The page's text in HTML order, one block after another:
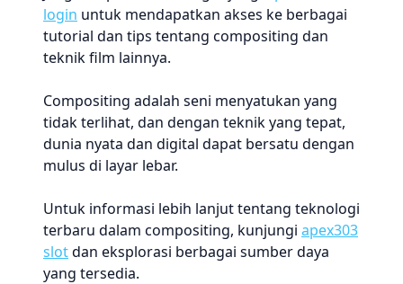
login untuk mendapatkan akses ke berbagai
tutorial dan tips tentang compositing dan
teknik film lainnya.
Compositing adalah seni menyatukan yang
tidak terlihat, dan dengan teknik yang tepat,
dunia nyata dan digital dapat bersatu dengan
mulus di layar lebar.
Untuk informasi lebih lanjut tentang teknologi
terbaru dalam compositing, kunjungi apex303
slotdan eksplorasi berbagai sumber daya
yang tersedia.